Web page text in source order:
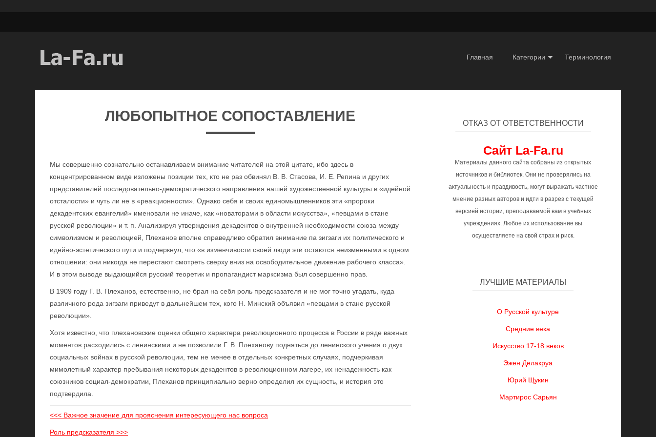
Главная Категории Терминология
ЛЮБОПЫТНОЕ СОПОСТАВЛЕНИЕ
Мы совершенно сознательно останавливаем внимание читателей на этой цитате, ибо здесь в
концентрированном виде изложены позиции тех, кто не раз обвинял В. В. Стасова, И. Е. Репина и других
представителей последовательно-демократического направления нашей художественной культуры в «идейной
отсталости» и чуть ли не в «реакционности». Однако себя и своих единомышленников эти «пророки
декадентских евангелий» именовали не иначе, как «новаторами в области искусства», «певцами в стане
русской революции» и т. п. Анализируя утверждения декадентов о внутренней необходимости союза между
символизмом и революцией, Плеханов вполне справедливо обратил внимание па зигзаги их политического и
идейно-эстетического пути и подчеркнул, что «в изменчивости своей люди эти остаются неизменными в одном
отношении: они никогда не перестают смотреть сверху вниз на освободительное движение рабочего класса».
И в этом выводе выдающийся русский теоретик и пропагандист марксизма был совершенно прав.
В 1909 году Г. В. Плеханов, естественно, не брал на себя роль предсказателя и не мог точно угадать, куда
различного рода зигзаги приведут в дальнейшем тех, кого Н. Минский объявил «певцами в стане русской
революции».
Хотя известно, что плехановские оценки общего характера революционного процесса в России в ряде важных
моментов расходились с ленинскими и не позволили Г. В. Плеханову подняться до ленинского учения о двух
социальных войнах в русской революции, тем не менее в отдельных конкретных случаях, подчеркивая
мимолетный характер пребывания некоторых декадентов в революционном лагере, их ненадежность как
союзников социал-демократии, Плеханов принципиально верно определил их сущность, и история это
подтвердила.
<<< Важное значение для прояснения интересующего нас вопроса
Роль предсказателя >>>
ОТКАЗ ОТ ОТВЕТСТВЕННОСТИ
Сайт La-Fa.ru
Материалы данного сайта собраны из открытых
источников и библиотек. Они не проверялись на
актуальность и правдивость, могут выражать частное
мнение разных авторов и идти в разрез с текущей
версией истории, преподаваемой вам в учебных
учреждениях. Любое их использование вы
осуществляете на свой страх и риск.
ЛУЧШИЕ МАТЕРИАЛЫ
О Русской культуре
Средние века
Искусство 17-18 веков
Эжен Делакруа
Юрий Щукин
Мартирос Сарьян